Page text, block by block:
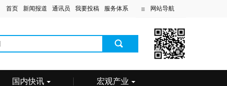
首页 新闻报道 通讯员 我要投稿 服务体系 网站导航
国内快讯 宏观产业